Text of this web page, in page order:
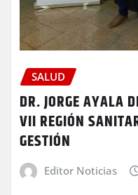
SALUD
DR. JORGE AYALA
VII REGIÓN
GESTIÓN
Editor Noticias